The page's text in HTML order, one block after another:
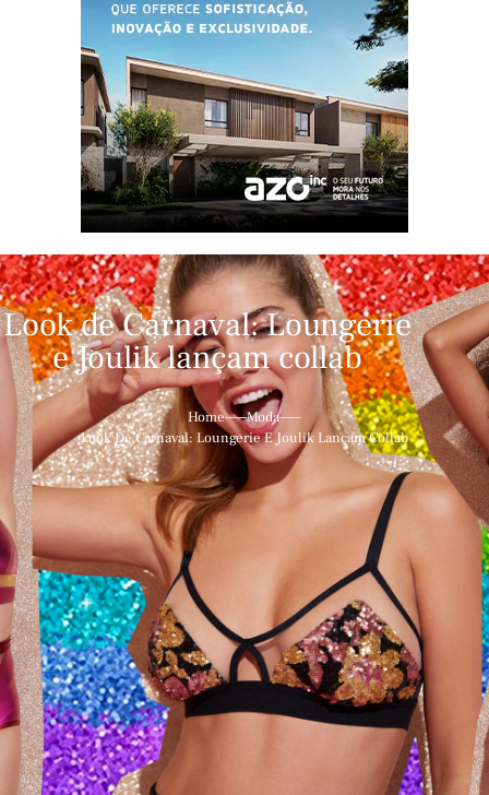
Look de Carnaval: Loungerie
e Joulik lançam collab
Home
Moda
Look De Carnaval: Loungerie E Joulik Lançam Collab